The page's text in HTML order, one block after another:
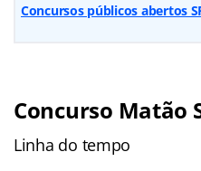
Concursos públicos abertos
Concurso Matão
Linha do tempo